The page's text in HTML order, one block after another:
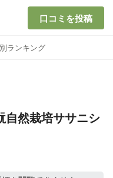
口コミを投稿
ランキング
然栽培ササニシ